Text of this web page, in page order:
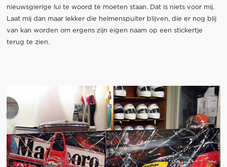
nieuwsgierige lui te woord te moeten staan. Dat is niets voor mij.
Laat mij dan maar lekker die helmenspuiter blijven, die er nog blij
van kan worden om ergens zijn eigen naam op een stickertje
terug te zien.